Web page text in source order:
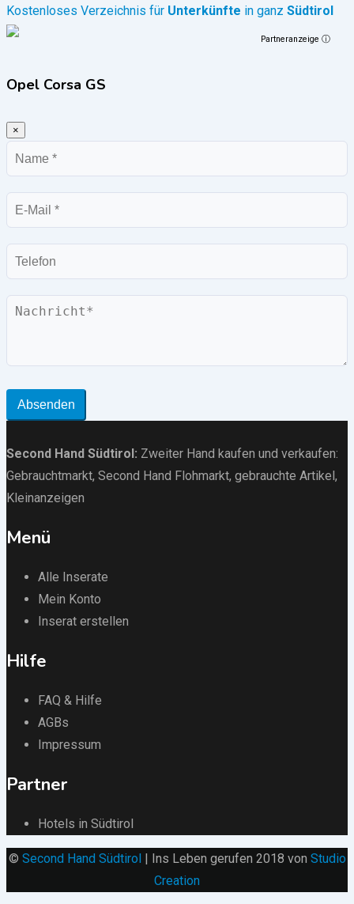
Kostenloses Verzeichnis für Unterkünfte in ganz Südtirol
Partneranzeige ⓘ
Opel Corsa GS
×
Name
E-
Mail
Telefon
Nachricht
Absenden
Second Hand Südtirol : Zweiter Hand kaufen und verkaufen:
Gebrauchtmarkt, Second Hand Flohmarkt, gebrauchte Artikel ,
Kleinanzeigen
Menü
Alle Inserate
Mein Konto
Inserat erstellen
Hilfe
FAQ & Hilfe
AGBs
Impressum
Partner
Hotels in Südtirol
© Second Hand Südtirol | Ins Leben gerufen 2018 von Studio
Creation